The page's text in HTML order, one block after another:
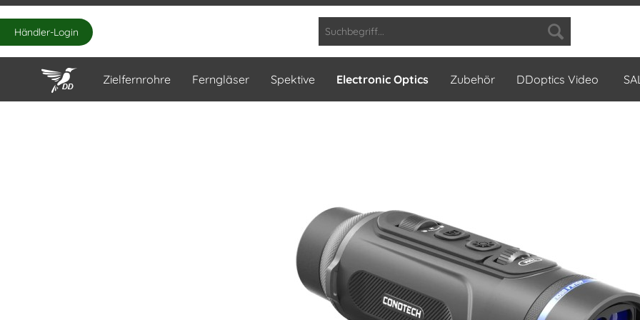
Händler-Login
Zielfernrohre Ferngläser Spektive Electronic Optics Zubehör DDoptics Video